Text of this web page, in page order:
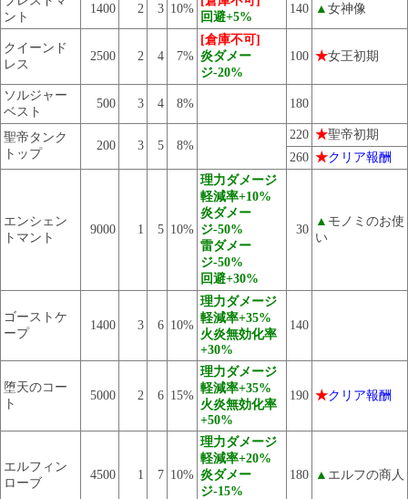
ント
1400 2 3 10%
回避+5%
140 ▲ 女神像
クイーンド
レス
2500 2 4 7%
[倉庫不可]
炎ダメー
ジ-20%
100 ★女王初期
ソルジャー
ベスト
500 3 4 8% 180
聖帝タンク
トップ
200 3 5 8%
220 ★聖帝初期
260 ★クリア報酬
エンシェン
トマント
9000 1 5 10%
理力ダメージ
軽減率+10%
炎ダメー
ジ-50%
雷ダメー
ジ-50%
回避+30%
30
▲ モノミのお使
い
ゴーストケ
ープ
1400 3 6 10%
理力ダメージ
軽減率+35%
火炎無効化率
+30%
140
堕天のコー
ト
5000 2 6 15%
理力ダメージ
軽減率+35%
火炎無効化率
+50%
190 ★クリア報酬
エルフィン
ローブ
4500 1 7 10%
理力ダメージ
軽減率+20%
炎ダメー
ジ-15%
180 ▲ エルフの商人